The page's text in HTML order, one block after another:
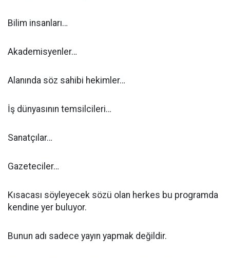
Bilim insanları…
Akademisyenler…
Alanında söz sahibi hekimler…
İş dünyasının temsilcileri…
Sanatçılar…
Gazeteciler…
Kısacası söyleyecek sözü olan herkes bu programda
kendine yer buluyor.
Bunun adı sadece yayın yapmak değildir.